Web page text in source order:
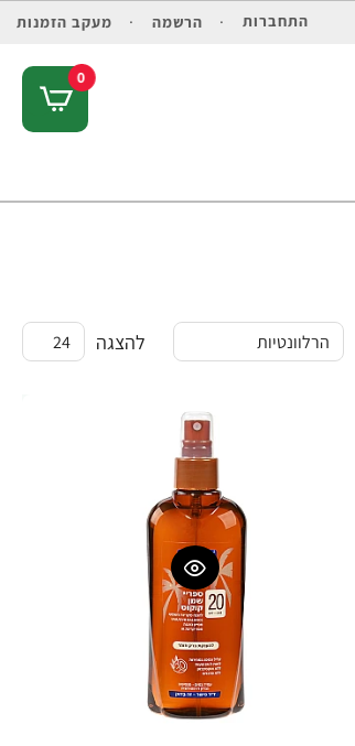
התחברות הרשמה מעקב הזמנות
0
להצגה